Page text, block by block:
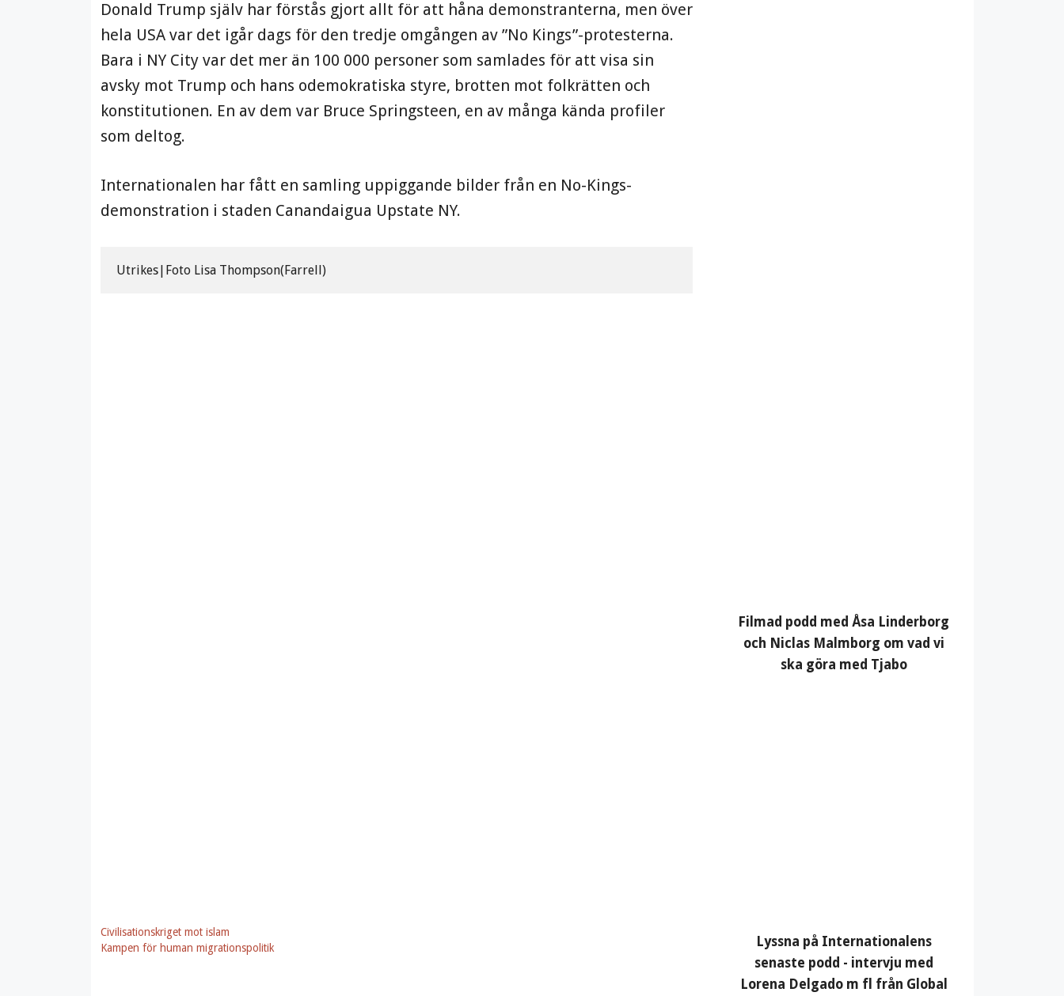
Donald Trump själv har förstås gjort allt för att håna demonstranterna, men över
hela USA var det igår dags för den tredje omgången av ”No Kings”-protesterna.
Bara i NY City var det mer än 100 000 personer som samlades för att visa sin
avsky mot Trump och hans odemokratiska styre, brotten mot folkrätten och
konstitutionen. En av dem var Bruce Springsteen, en av många kända profiler
som deltog.
Internationalen har fått en samling uppiggande bilder från en No-Kings-
demonstration i staden Canandaigua Upstate NY.
Utrikes|Foto Lisa Thompson(Farrell)
Civilisationskriget mot islam
Kampen för human migrationspolitik
Filmad podd med Åsa Linderborg
och Niclas Malmborg om vad vi
ska göra med Tjabo
Lyssna på Internationalens
senaste podd - intervju med
Lorena Delgado m fl från Global